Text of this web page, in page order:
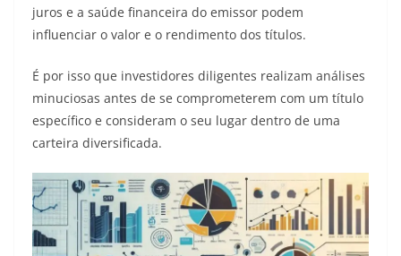
juros e a saúde financeira do emissor podem
influenciar o valor e o rendimento dos títulos.
É por isso que investidores diligentes realizam análises
minuciosas antes de se comprometerem com um título
específico e consideram o seu lugar dentro de uma
carteira diversificada.